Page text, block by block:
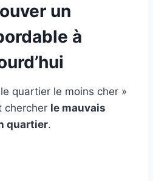
un
à
quartier le moins cher »
chercher le mauvais
quartier.